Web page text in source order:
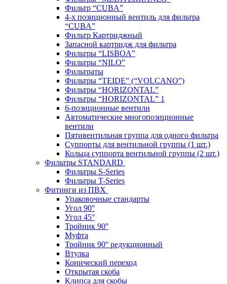
Фильтр “CUBA”
4-х позиционный вентиль для фильтра
“CUBA”
Фильтр Картриджный
Запасной картридж для фильтра
Фильтры “LISBOA”
Фильтры “NILO”
Фильтраты
Фильтры “TEIDE” (“VOLСANO”)
Фильтры “HORIZONTAL”
Фильтры “HORIZONTAL” 1
6-позиционные вентили
Автоматические многопозиционные
вентили
Пятивентильная группа для одного фильтра
Суппорты для вентильной группы (1 шт.)
Кольца суппорта вентильной группы (2 шт.)
Фильтры STANDARD
Фильтры S-Series
Фильтры T-Series
Фитинги из ПВХ
Упаковочные стандарты
Угол 90°
Угол 45°
Тройник 90°
Муфта
Тройник 90° редукционный
Втулка
Конический переход
Открытая скоба
Клипса для скобы